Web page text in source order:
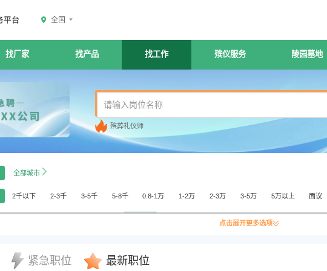
全国
找厂家 找产品 找工作 殡仪服务 陵园墓地
殡葬礼仪师
全部城市
2千以下 2-3千 3-5千 5-8千 0.8-1万 1-2万 2-3万 3-5万 5万以上 面议
无须经验
国企 外企 已上市 合资 民营
点击展开更多选项
紧急职位 最新职位